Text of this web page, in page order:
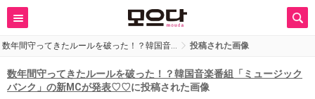
数年間守ってきたルールを破った！？韓国音… 投稿された画像
数年間守ってきたルールを破った！？韓国音楽番組「ミュージック
バンク」の新MCが発表♡♡に投稿された画像